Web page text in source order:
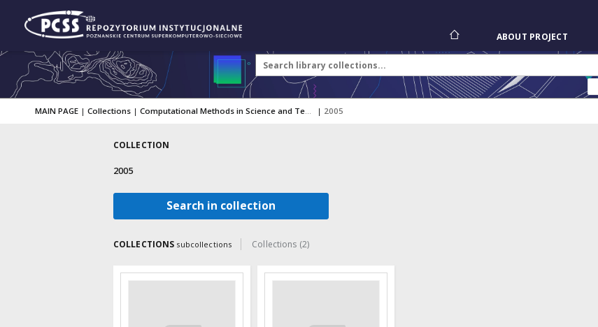
ABOUT PROJECT
MAIN PAGE | Collections | Computational Methods in Science and Technology | 2005
COLLECTION
2005
Search in collection
COLLECTIONS subcollections Collections (2)